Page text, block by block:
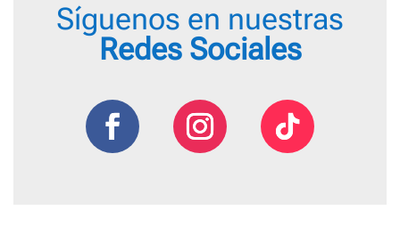
Síguenos en nuestras
Redes Sociales